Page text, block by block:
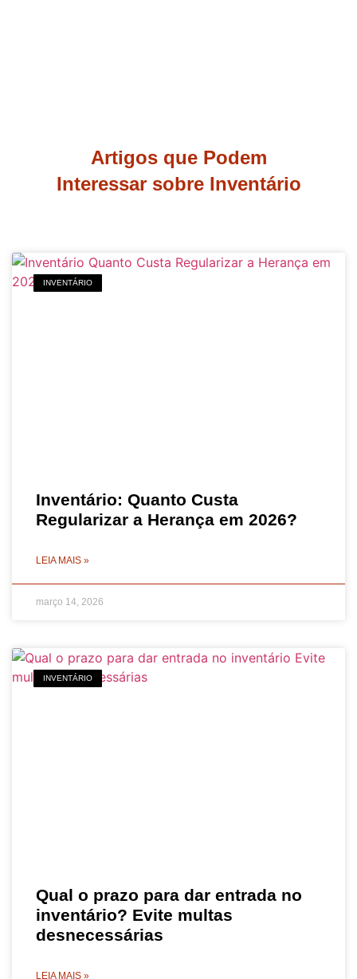
Artigos que Podem
Interessar sobre Inventário
INVENTÁRIO
Inventário: Quanto Custa
Regularizar a Herança em 2026?
LEIA MAIS »
março 14, 2026
INVENTÁRIO
Qual o prazo para dar entrada no
inventário? Evite multas
desnecessárias
LEIA MAIS »